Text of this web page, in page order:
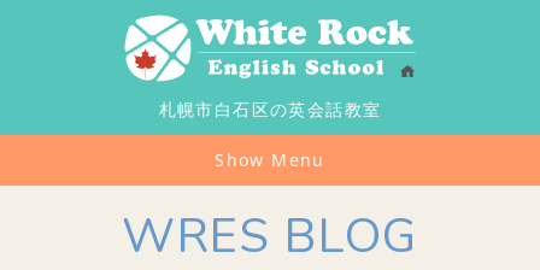
札幌市白石区の英会話教室
Show Menu
WRES BLOG